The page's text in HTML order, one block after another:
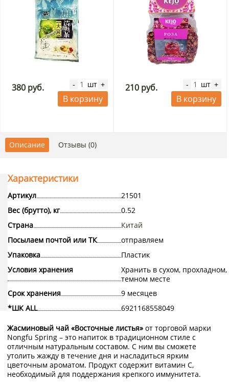
380 руб. - шт +
В корзину
210 руб. - шт +
В корзину
Описание Отзывы (0)
Характеристики
Артикул
21501
Вес (брутто), кг
0.52
Страна
Китай
Посылаем почтой или ТК
отправляем
Упаковка
Пластик
Условия хранения
Хранить в сухом, прохладном,
темном месте
Срок хранения
9 месяцев
*ШК ALL
6921168558049
Жасминовый чай «Восточные листья» от торговой марки
Nongfu Spring – это напиток в традиционном стиле с
отличным натуральным составом. С ним вы сможете
утолить жажду в течение дня и насладиться ярким
цветочным ароматом. Продукт содержит витамин С,
необходимый для поддержания крепкого иммунитета.